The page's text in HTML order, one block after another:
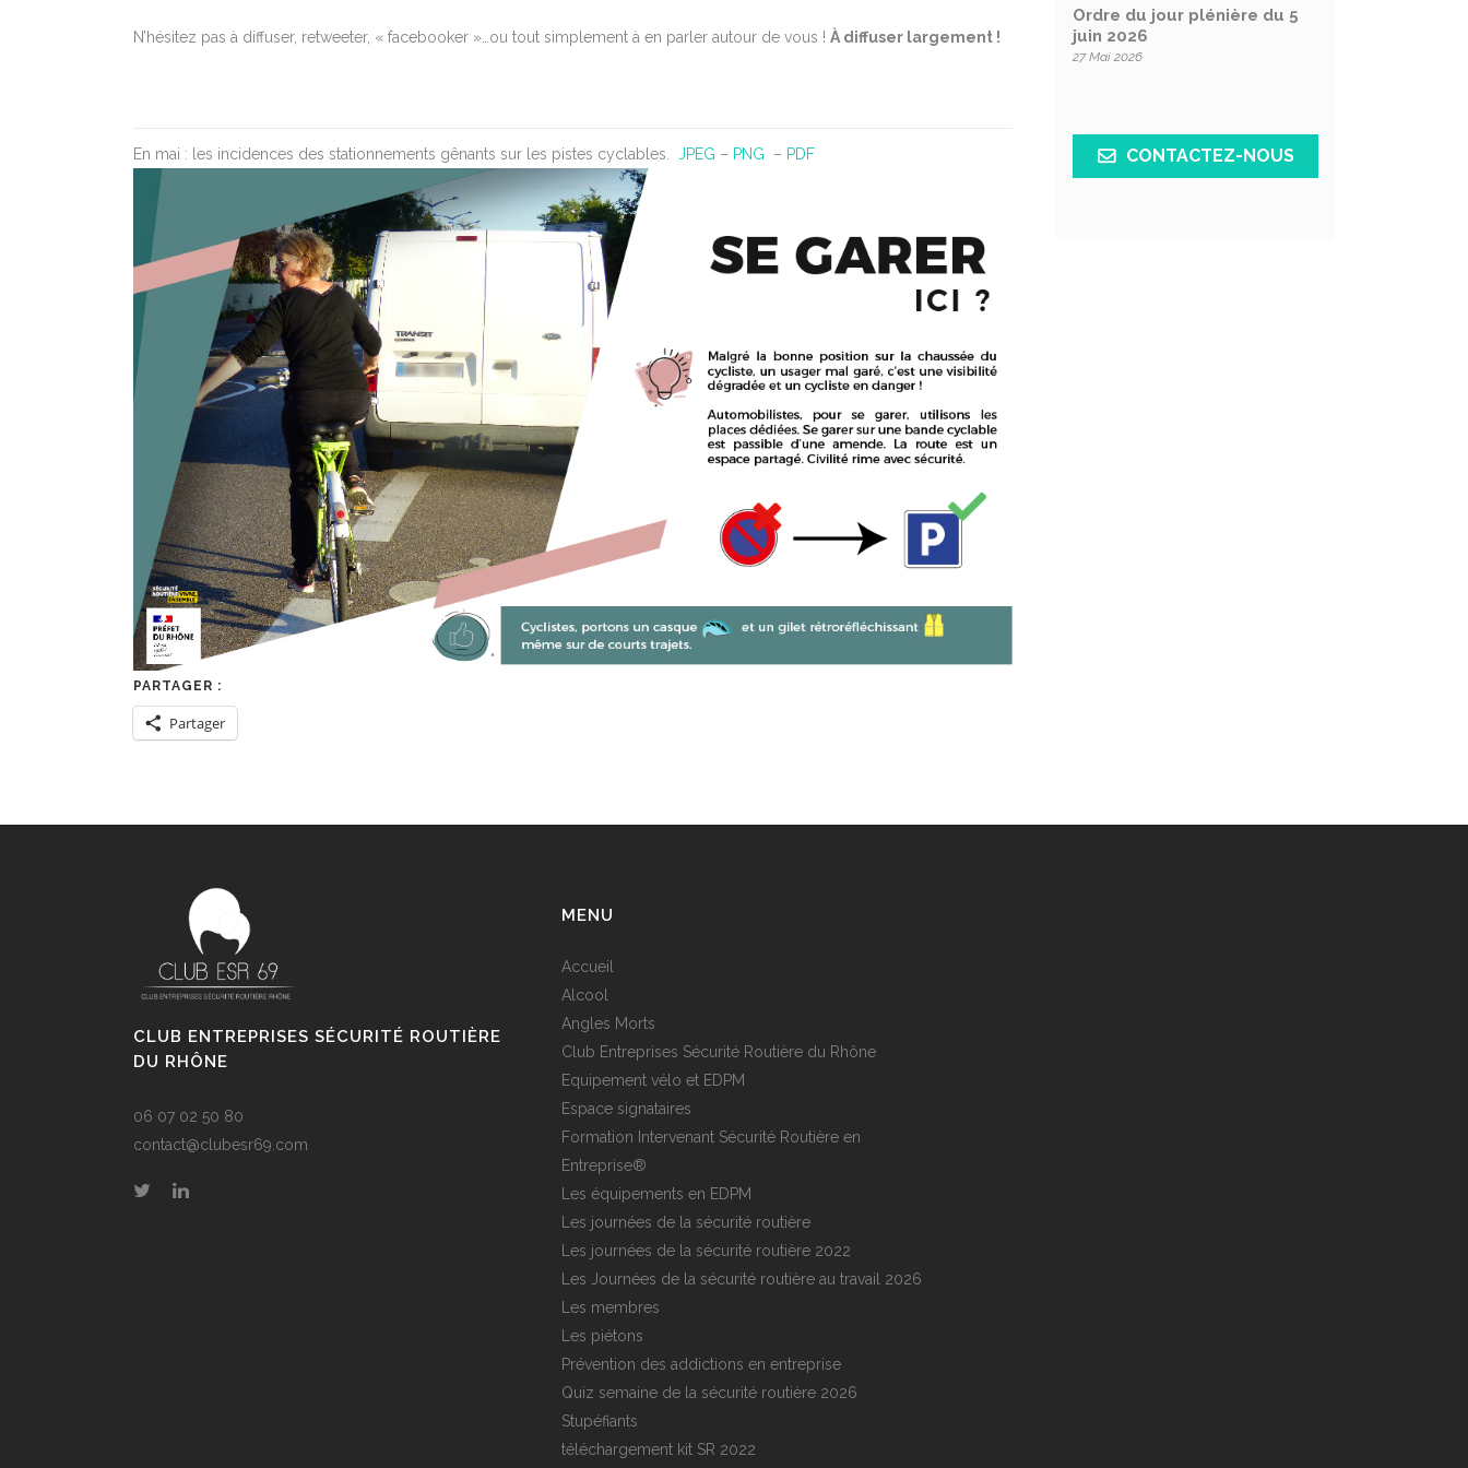
N’hésitez pas à diffuser, retweeter, « facebooker »…ou tout simplement à en parler autour de vous ! À diffuser largement !
En mai : les incidences des stationnements gênants sur les pistes cyclables. JPEG – PNG – PDF
PARTAGER :
Partager
Ordre du jour plénière du 5
juin 2026
27 Mai 2026
CONTACTEZ-NOUS
CLUB ENTREPRISES SÉCURITÉ ROUTIÈRE
DU RHÔNE
06 07 02 50 80
contact@clubesr69.com
MENU
Accueil
Alcool
Angles Morts
Club Entreprises Sécurité Routière du Rhône
Equipement vélo et EDPM
Espace signataires
Formation Intervenant Sécurité Routière en
Entreprise®
Les équipements en EDPM
Les journées de la sécurité routière
Les journées de la sécurité routière 2022
Les Journées de la sécurité routière au travail 2026
Les membres
Les piétons
Prévention des addictions en entreprise
Quiz semaine de la sécurité routière 2026
Stupéfiants
téléchargement kit SR 2022